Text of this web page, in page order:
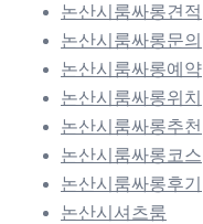
논산시룸싸롱견적
논산시룸싸롱문의
논산시룸싸롱예약
논산시룸싸롱위치
논산시룸싸롱추천
논산시룸싸롱코스
논산시룸싸롱후기
논산시셔츠룸